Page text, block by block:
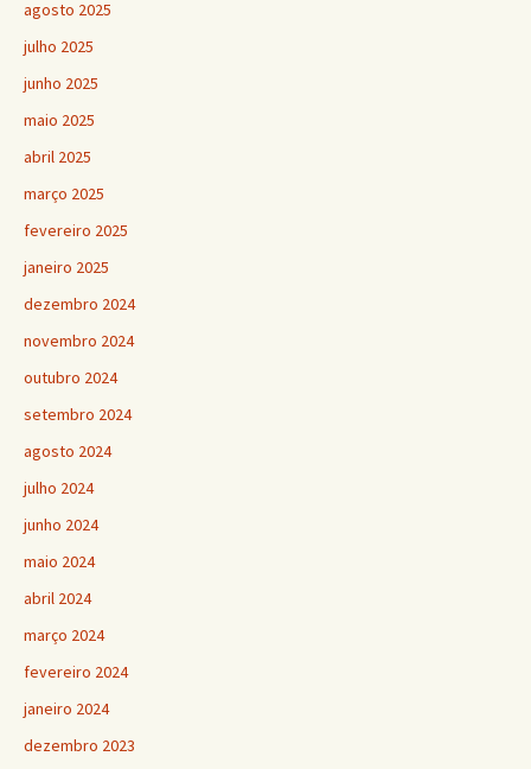
agosto 2025
julho 2025
junho 2025
maio 2025
abril 2025
março 2025
fevereiro 2025
janeiro 2025
dezembro 2024
novembro 2024
outubro 2024
setembro 2024
agosto 2024
julho 2024
junho 2024
maio 2024
abril 2024
março 2024
fevereiro 2024
janeiro 2024
dezembro 2023